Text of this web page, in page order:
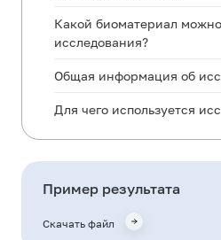
Какой биоматериал можно
исследования?
Общая информация об
Для чего используется
Когда назначается
Пример результата
Скачать файл